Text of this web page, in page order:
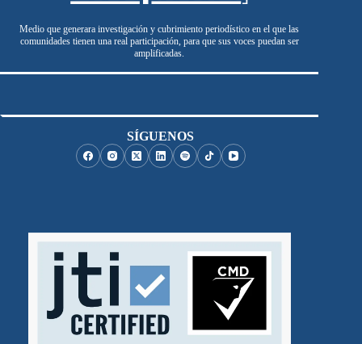
Medio que generara investigación y cubrimiento periodístico en el que las
comunidades tienen una real participación, para que sus voces puedan ser
amplificadas.
SÍGUENOS